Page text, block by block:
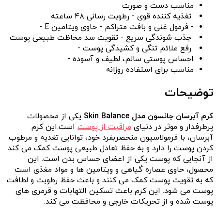
مناسب دست و صورت
تغذیه کننده قوی - رطوبت رسانی ۴۸ ساعته
- فرمول غنی و بافت متراکم - حاوی ویتامین E -
جذب شوندگی سریع - تقویت سد محاظت طبیعی پوست
رفع علائم تنگی و کشیدگی پوست -
احساس پوستی سالم، لطیف و آسوده -
مناسب برای استفاده روزانه
توضیحات
کرم آبرسان جانسون مدل Skin Balance
یکی از محصولات
پرطرفدار و موثر در دنیای مراقبت از پوست است.این کرم
آبرسان، با فرمولاسیون منحصربفرد خود، توانایی تغدیه و مرطوب
کردن پوست را دارد و به حفظ تعادل طبیعی پوست کمک می کند.
از آنجایی که پوست یکی از اعضای حساس بدن است. این
محصول، حاوی عصاره گیاهی و ویتامین ها و مواد مغذی است
که به تقویت پوست کمک می کنند و باعث حفظ رطوبت و لطافت
پوست می شود. این کرم باعث تسکین التهابات و قرمری های
پوست شده و از تحریکات خارجی و محافظت می کند.